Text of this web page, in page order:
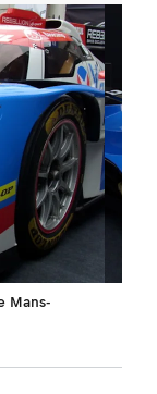
Mans-